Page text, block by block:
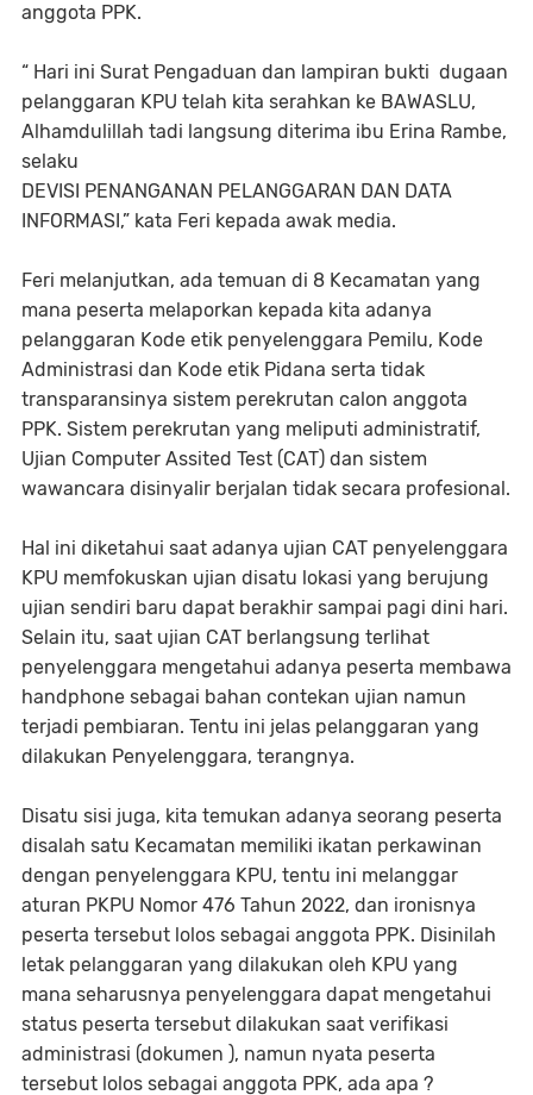
anggota PPK.
“ Hari ini Surat Pengaduan dan lampiran bukti dugaan
pelanggaran KPU telah kita serahkan ke BAWASLU,
Alhamdulillah tadi langsung diterima ibu Erina Rambe,
selaku
DEVISI PENANGANAN PELANGGARAN DAN DATA
INFORMASI,” kata Feri kepada awak media.
Feri melanjutkan, ada temuan di 8 Kecamatan yang
mana peserta melaporkan kepada kita adanya
pelanggaran Kode etik penyelenggara Pemilu, Kode
Administrasi dan Kode etik Pidana serta tidak
transparansinya sistem perekrutan calon anggota
PPK. Sistem perekrutan yang meliputi administratif,
Ujian Computer Assited Test (CAT) dan sistem
wawancara disinyalir berjalan tidak secara profesional.
Hal ini diketahui saat adanya ujian CAT penyelenggara
KPU memfokuskan ujian disatu lokasi yang berujung
ujian sendiri baru dapat berakhir sampai pagi dini hari.
Selain itu, saat ujian CAT berlangsung terlihat
penyelenggara mengetahui adanya peserta membawa
handphone sebagai bahan contekan ujian namun
terjadi pembiaran. Tentu ini jelas pelanggaran yang
dilakukan Penyelenggara, terangnya.
Disatu sisi juga, kita temukan adanya seorang peserta
disalah satu Kecamatan memiliki ikatan perkawinan
dengan penyelenggara KPU, tentu ini melanggar
aturan PKPU Nomor 476 Tahun 2022, dan ironisnya
peserta tersebut lolos sebagai anggota PPK. Disinilah
letak pelanggaran yang dilakukan oleh KPU yang
mana seharusnya penyelenggara dapat mengetahui
status peserta tersebut dilakukan saat verifikasi
administrasi (dokumen ), namun nyata peserta
tersebut lolos sebagai anggota PPK, ada apa ?